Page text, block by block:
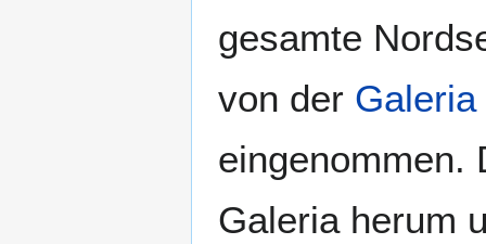
gesamte
von der
eingenommen.
Galeria herum